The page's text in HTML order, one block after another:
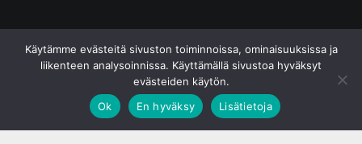
Käytämme evästeitä sivuston toiminnoissa, ominaisuuksissa ja
liikenteen analysoinnissa. Käyttämällä sivustoa hyväksyt
evästeiden käytön.
Ok
En hyväksy Lisätietoja